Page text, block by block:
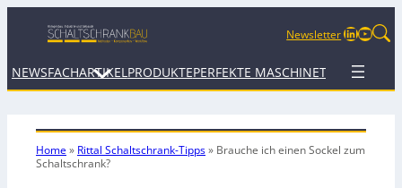
NewsletterLinkedIn
NEWSFACHARTIKEL PRODUKTEPERFEKTE MASCHINETERMINE
Home» Rittal Schaltschrank-Tipps» Brauche ich einen Sockel zum
Schaltschrank?